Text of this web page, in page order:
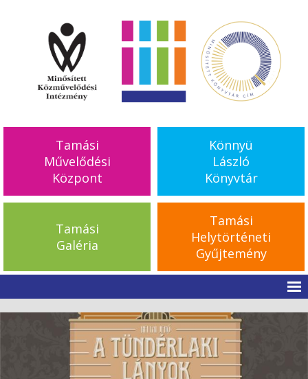
Tamási
Művelődési
Központ
Könnyü
László
Könyvtár
Tamási
Galéria
Tamási
Helytörténeti
Gyűjtemény